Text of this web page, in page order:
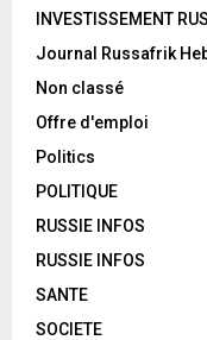
INVESTISSEMENT
Journal Russafrik
Non classé
Offre d'emploi
Politics
POLITIQUE
RUSSIE INFOS
RUSSIE INFOS
SANTE
SOCIETE